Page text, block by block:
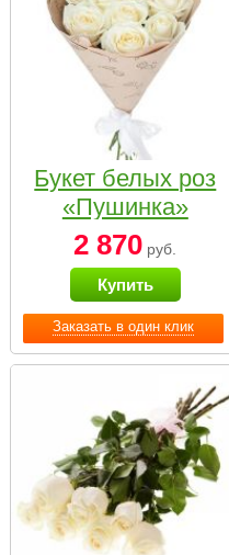
Заказать в один клик
Букет белых роз
«Пушинка»
2 870 руб.
Купить